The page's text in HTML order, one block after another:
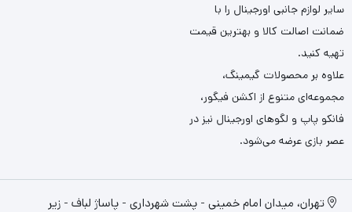
سایر لوازم جانبی اورجینال را با
ضمانت اصالت کالا و بهترین قیمت
تهیه کنید.
علاوه بر محصولات گیمینگ،
مجموعه‌ای متنوع از اکشن فیگور،
فانکو پاپ و لگوهای اورجینال نیز در
عصر بازی عرضه می‌شود.
تهران، میدان امام خمینی - پشت شهرداری - پاساژ لباف - زیر